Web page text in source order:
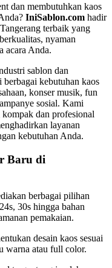
dan membutuhkan kaos
IniSablon.com hadir
terbaik yang
nyaman
acara Anda.
sablon dan
berbagai kebutuhan kaos
konser musik, fun
sosial. Kami
dan profesional
layanan
kebutuhan Anda.
Baru di
berbagai pilihan
30s hingga bahan
pemakaian.
desain kaos sesuai
warna atau full color.